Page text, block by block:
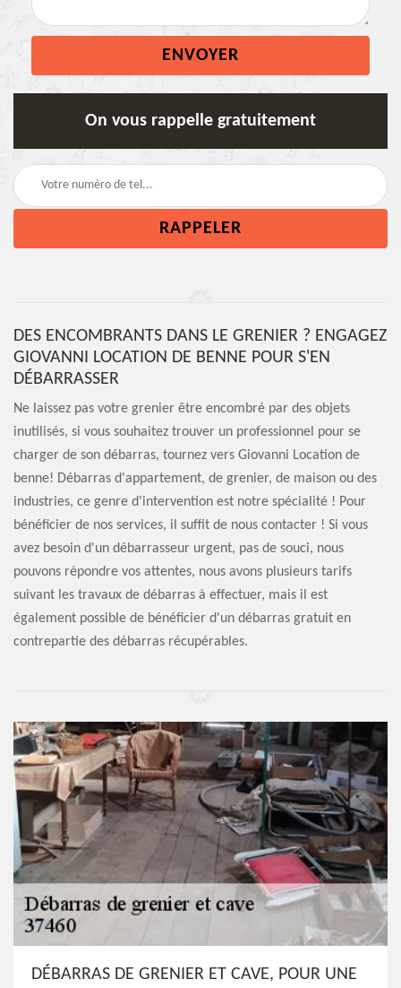
On vous rappelle gratuitement
DES ENCOMBRANTS DANS LE GRENIER ? ENGAGEZ
GIOVANNI LOCATION DE BENNE POUR S'EN
DÉBARRASSER
Ne laissez pas votre grenier être encombré par des objets
inutilisés, si vous souhaitez trouver un professionnel pour se
charger de son débarras, tournez vers Giovanni Location de
benne! Débarras d'appartement, de grenier, de maison ou des
industries, ce genre d'intervention est notre spécialité ! Pour
bénéficier de nos services, il suffit de nous contacter ! Si vous
avez besoin d'un débarrasseur urgent, pas de souci, nous
pouvons répondre vos attentes, nous avons plusieurs tarifs
suivant les travaux de débarras à effectuer, mais il est
également possible de bénéficier d'un débarras gratuit en
contrepartie des débarras récupérables.
DÉBARRAS DE GRENIER ET CAVE, POUR UNE